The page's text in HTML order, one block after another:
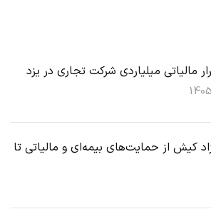
مالیاتی میلیاردی شرکت تجاری در یزد
کیش از حمایت‌های بیمه‌ای و مالیاتی تا